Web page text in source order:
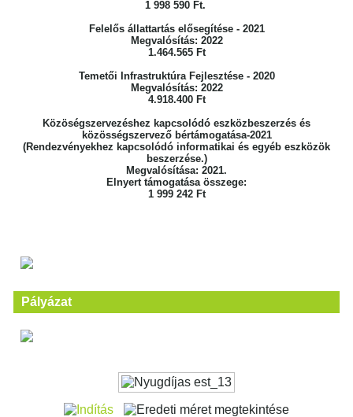
1 998 590 Ft.
Felelős állattartás elősegítése - 2021
Megvalósítás: 2022
1.464.565 Ft
Temetői Infrastruktúra Fejlesztése - 2020
Megvalósítás: 2022
4.918.400 Ft
Közöségszervezéshez kapcsolódó eszközbeszerzés és
közösségszervező bértámogatása-2021
(Rendezvényekhez kapcsolódó informatikai és egyéb eszközök
beszerzése.)
Megvalósítása: 2021.
Elnyert támogatása összege:
1 999 242 Ft
Pályázat